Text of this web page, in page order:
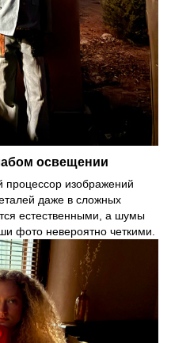
освещении
изображений
даже в сложных
естественными, а шумы
фото невероятно четкими.